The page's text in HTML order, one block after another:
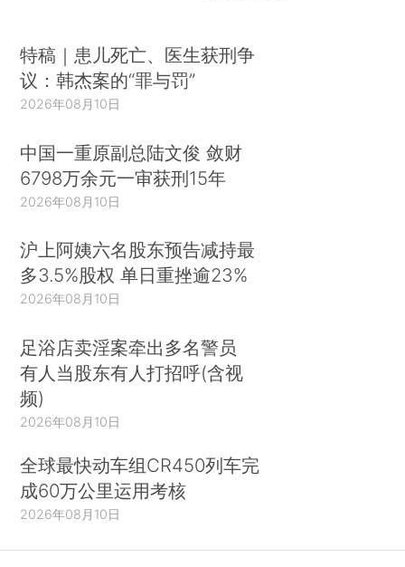
特稿｜患儿死亡、医生获刑争
议：韩杰案的“罪与罚”
2026年08月10日
中国一重原副总陆文俊 敛财
6798万余元一审获刑15年
2026年08月10日
沪上阿姨六名股东预告减持最
多3.5%股权 单日重挫逾23%
2026年08月10日
足浴店卖淫案牵出多名警员
有人当股东有人打招呼(含视
频)
2026年08月10日
全球最快动车组CR450列车完
成60万公里运用考核
2026年08月10日